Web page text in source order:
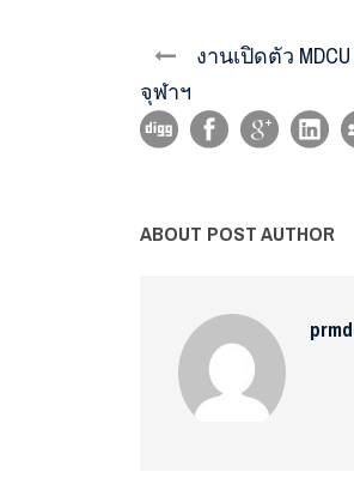
งานเปิดตัว
จุฬาฯ
ABOUT POST AUTHOR